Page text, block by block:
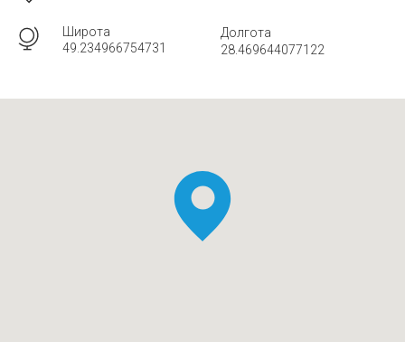
Широта
49.234966754731
Долгота
28.469644077122